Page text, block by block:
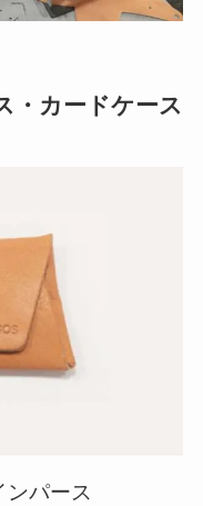
・カードケース
パース